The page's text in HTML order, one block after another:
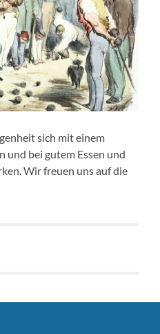
sich mit einem
und bei gutem Essen und
Wir freuen uns auf die